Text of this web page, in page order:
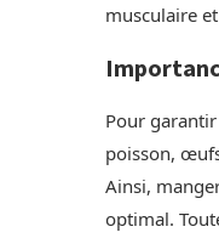
musculaire
Pour
poisson,
Ainsi,
optimal.